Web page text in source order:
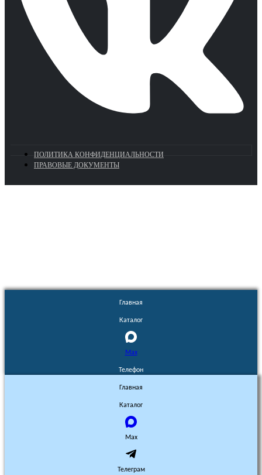
ПОЛИТИКА КОНФИДЕНЦИАЛЬНОСТИ
ПРАВОВЫЕ ДОКУМЕНТЫ
Главная
Каталог
Max
Телефон
Главная
Каталог
Max
Телеграм